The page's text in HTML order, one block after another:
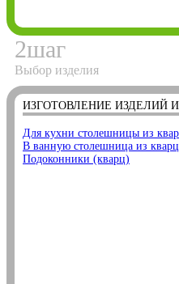
2шаг
Выбор изделия
ИЗГОТОВЛЕНИЕ ИЗДЕЛИЙ
Для кухни столешницы из
В ванную столешница из
Подоконники (кварц)